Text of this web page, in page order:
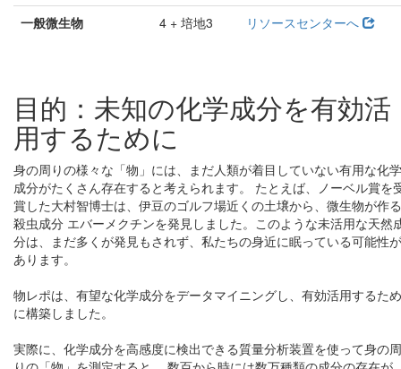
一般微生物
4 + 培地3 リソースセンターへ
目的：未知の化学成分を有効活
用するために
身の周りの様々な「物」には、まだ人類が着目していない有用な化学
成分がたくさん存在すると考えられます。 たとえば、ノーベル賞を
賞した大村智博士は、伊豆のゴルフ場近くの土壌から、微生物が作る
殺虫成分 エバーメクチンを発見しました。このような未活用な天然
分は、まだ多くが発見もされず、私たちの身近に眠っている可能性が
あります。
物レポは、有望な化学成分をデータマイニングし、有効活用するため
に構築しました。
実際に、化学成分を高感度に検出できる質量分析装置を使って身の周